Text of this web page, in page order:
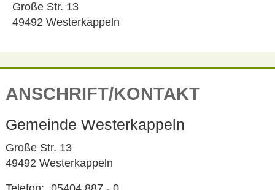
Große Str. 13
49492 Westerkappeln
ANSCHRIFT/KONTAKT
Gemeinde Westerkappeln
Große Str. 13
49492 Westerkappeln